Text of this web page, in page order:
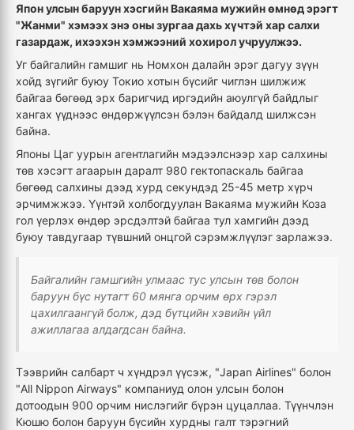
Япон улсын баруун хэсгийн Вакаяма мужийн өмнөд эрэгт
"Жанми" хэмээх энэ оны зургаа дахь хүчтэй хар салхи
газардаж, ихээхэн хэмжээний хохирол учруулжээ.
Уг байгалийн гамшиг нь Номхон далайн эрэг дагуу зүүн
хойд зүгийг буюу Токио хотын бүсийг чиглэн шилжиж
байгаа бөгөөд эрх баригчид иргэдийн аюулгүй байдлыг
хангах үүднээс өндөржүүлсэн бэлэн байдалд шилжсэн
байна.
Японы Цаг уурын агентлагийн мэдээлснээр хар салхины
төв хэсэгт агаарын даралт 980 гектопаскаль байгаа
бөгөөд салхины дээд хурд секундэд 25-45 метр хүрч
эрчимжжээ. Үүнтэй холбогдуулан Вакаяма мужийн Коза
гол үерлэх өндөр эрсдэлтэй байгаа тул хамгийн дээд
буюу тавдугаар түвшний онцгой сэрэмжлүүлэг зарлажээ.
Байгалийн гамшгийн улмаас тус улсын төв болон
баруун бүс нутагт 60 мянга орчим өрх гэрэл
цахилгаангүй болж, дэд бүтцийн хэвийн үйл
ажиллагаа алдагдсан байна.
Тээврийн салбарт ч хүндрэл үүсэж, "Japan Airlines" болон
"All Nippon Airways" компаниуд олон улсын болон
дотоодын 900 орчим нислэгийг бүрэн цуцаллаа. Түүнчлэн
Кюшю болон баруун бүсийн хурдны галт тэрэгний